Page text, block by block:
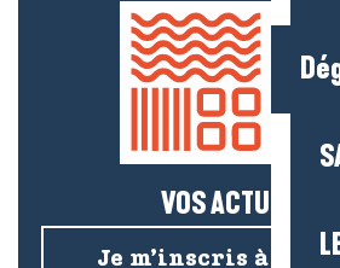
VOS ACTUS
Je m’inscris à la